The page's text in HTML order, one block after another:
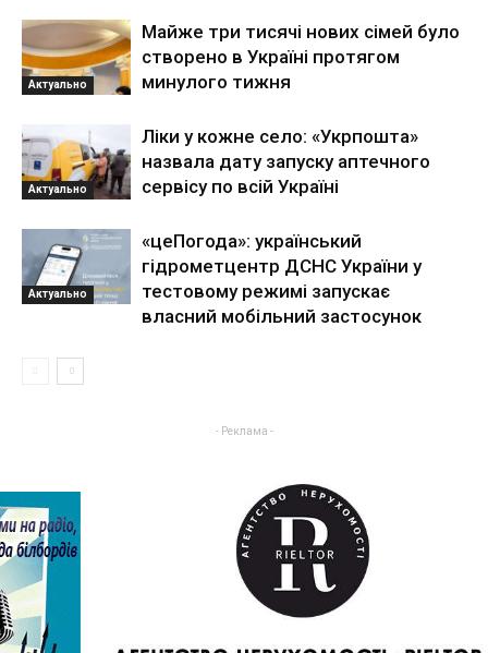
Актуально
Майже три тисячі нових сімей було
створено в Україні протягом
минулого тижня
Актуально
Ліки у кожне село: «Укрпошта»
назвала дату запуску аптечного
сервісу по всій Україні
Актуально
«цеПогода»: український
гідрометцентр ДСНС України у
тестовому режимі запускає
власний мобільний застосунок
- Реклама -